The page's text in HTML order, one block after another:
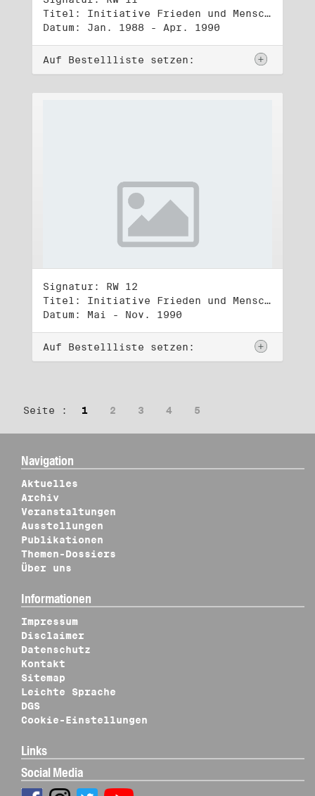
Titel: Initiative Frieden und Menschenrechte (1)
Datum: Jan. 1988 - Apr. 1990
Auf Bestellliste setzen:
Signatur: RW 12
Titel: Initiative Frieden und Menschenrechte (2)
Datum: Mai - Nov. 1990
Auf Bestellliste setzen:
Seite : 1 2 3 4 5
Navigation
Aktuelles
Archiv
Veranstaltungen
Ausstellungen
Publikationen
Themen-Dossiers
Über uns
Informationen
Impressum
Disclaimer
Datenschutz
Kontakt
Sitemap
Leichte Sprache
DGS
Cookie-Einstellungen
Links
Social Media